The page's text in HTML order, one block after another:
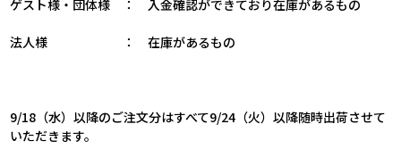
ゲスト様・団体様 ： 入金確認ができており在庫があるもの
法人様 ： 在庫があるもの
9/18（水）以降のご注文分はすべて9/24（火）以降随時出荷させて
いただきます。